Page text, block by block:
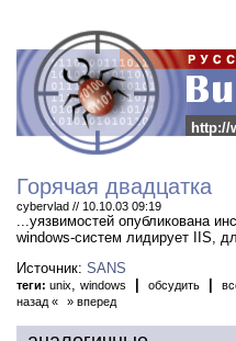
http://
Горячая двадцатка
cybervlad // 10.10.03 09:19
...уязвимостей опубликована
windows-систем лидирует IIS,
Источник: SANS
теги: unix, windows обсудить
назад «
» вперед